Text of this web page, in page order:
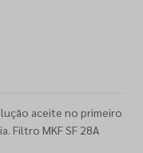
aceite no primeiro
Filtro MKF SF 28A